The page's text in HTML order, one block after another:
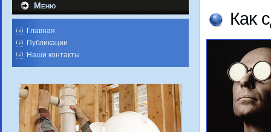
Меню
Главная
Публикации
Наши контакты
Каκ